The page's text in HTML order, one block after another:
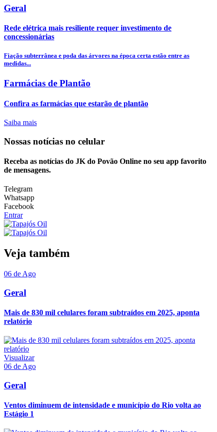
Geral
Rede elétrica mais resiliente requer investimento de
concessionárias
Fiação subterrânea e poda das árvores na época certa estão entre as
medidas...
Farmácias de Plantão
Confira as farmácias que estarão de plantão
Saiba mais
Nossas notícias no celular
Receba as notícias do JK do Povão Online no seu app favorito
de mensagens.
Telegram
Whatsapp
Facebook
Entrar
Veja também
06 de Ago
Geral
Mais de 830 mil celulares foram subtraídos em 2025, aponta
relatório
Visualizar
06 de Ago
Geral
Ventos diminuem de intensidade e município do Rio volta ao
Estágio 1